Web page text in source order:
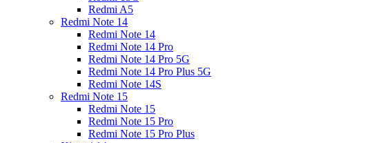
Redmi A5
Redmi Note 14
Redmi Note 14
Redmi Note 14 Pro
Redmi Note 14 Pro 5G
Redmi Note 14 Pro Plus 5G
Redmi Note 14S
Redmi Note 15
Redmi Note 15
Redmi Note 15 Pro
Redmi Note 15 Pro Plus